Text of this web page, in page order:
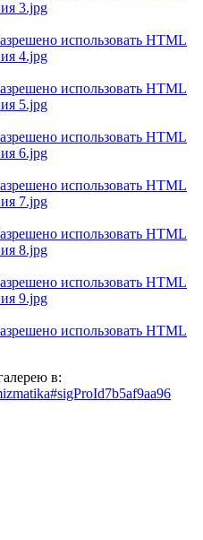
использовать HTML
использовать HTML
использовать HTML
использовать HTML
использовать HTML
использовать HTML
использовать HTML
в: